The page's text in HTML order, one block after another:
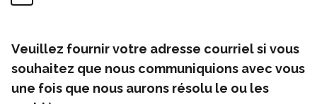
Veuillez fournir votre adresse courriel si vous
souhaitez que nous communiquions avec vous
une fois que nous aurons résolu le ou les